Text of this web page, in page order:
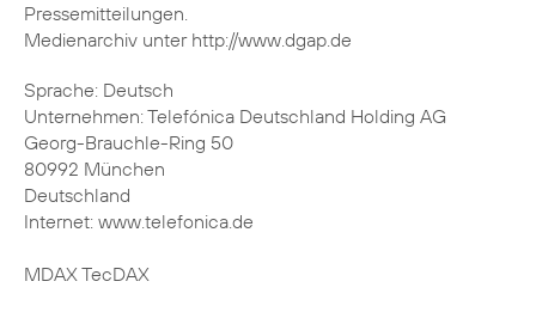
Pressemitteilungen.
Medienarchiv unter http://www.dgap.de
Sprache: Deutsch
Unternehmen: Telefónica Deutschland Holding AG
Georg-Brauchle-Ring 50
80992 München
Deutschland
Internet: www.telefonica.de
MDAX TecDAX